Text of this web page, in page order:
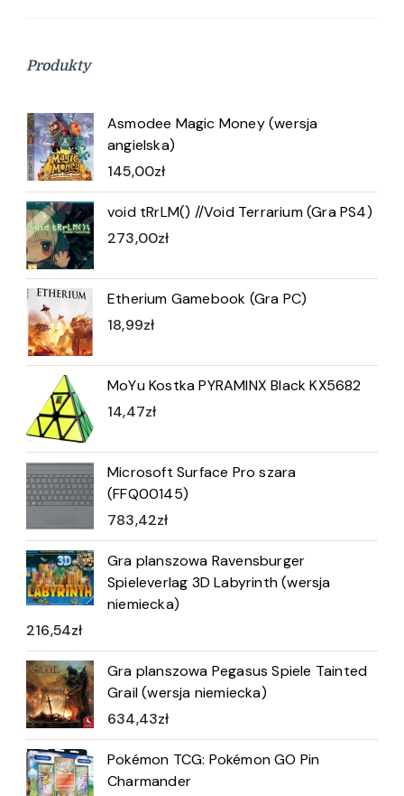
Produkty
Asmodee Magic Money (wersja
angielska)
145,00zł
void tRrLM() //Void Terrarium (Gra PS4)
273,00zł
Etherium Gamebook (Gra PC)
18,99zł
MoYu Kostka PYRAMINX Black KX5682
14,47zł
Microsoft Surface Pro szara
(FFQ00145)
783,42zł
Gra planszowa Ravensburger
Spieleverlag 3D Labyrinth (wersja
niemiecka)
216,54zł
Gra planszowa Pegasus Spiele Tainted
Grail (wersja niemiecka)
634,43zł
Pokémon TCG: Pokémon GO Pin
Charmander